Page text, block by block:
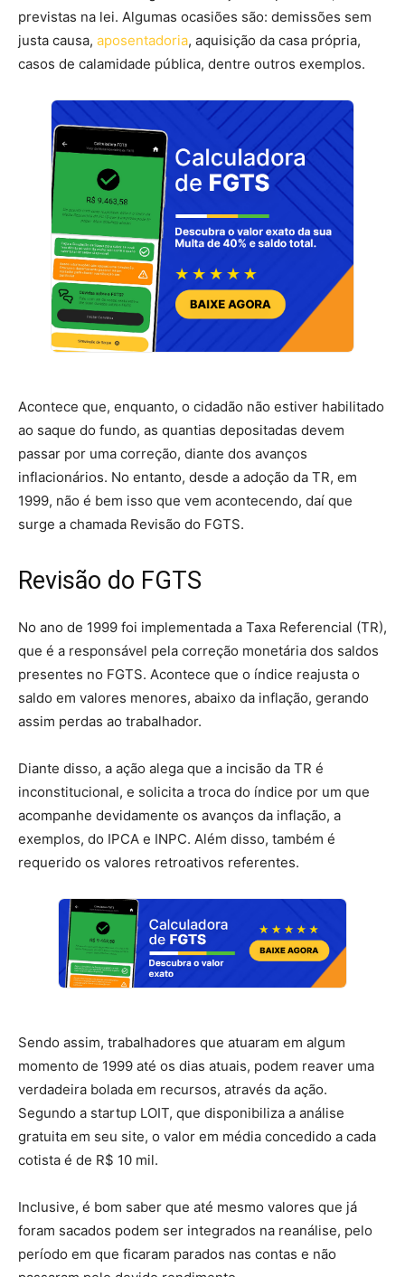
previstas na lei. Algumas ocasiões são: demissões sem
justa causa, aposentadoria, aquisição da casa própria,
casos de calamidade pública, dentre outros exemplos.
Acontece que, enquanto, o cidadão não estiver habilitado
ao saque do fundo, as quantias depositadas devem
passar por uma correção, diante dos avanços
inflacionários. No entanto, desde a adoção da TR, em
1999, não é bem isso que vem acontecendo, daí que
surge a chamada Revisão do FGTS.
Revisão do FGTS
No ano de 1999 foi implementada a Taxa Referencial (TR),
que é a responsável pela correção monetária dos saldos
presentes no FGTS. Acontece que o índice reajusta o
saldo em valores menores, abaixo da inflação, gerando
assim perdas ao trabalhador.
Diante disso, a ação alega que a incisão da TR é
inconstitucional, e solicita a troca do índice por um que
acompanhe devidamente os avanços da inflação, a
exemplos, do IPCA e INPC. Além disso, também é
requerido os valores retroativos referentes.
Sendo assim, trabalhadores que atuaram em algum
momento de 1999 até os dias atuais, podem reaver uma
verdadeira bolada em recursos, através da ação.
Segundo a startup LOIT, que disponibiliza a análise
gratuita em seu site, o valor em média concedido a cada
cotista é de R$ 10 mil.
Inclusive, é bom saber que até mesmo valores que já
foram sacados podem ser integrados na reanálise, pelo
período em que ficaram parados nas contas e não